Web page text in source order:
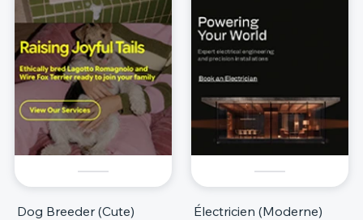
Dog Breeder (Cute) Électricien (Moderne)